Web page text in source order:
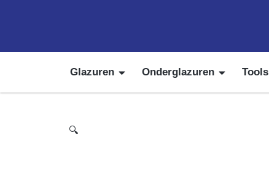
Glazuren Onderglazuren Tools
🔍